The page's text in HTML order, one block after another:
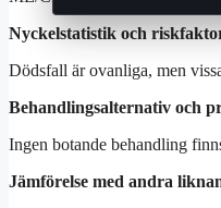
Nyckelstatistik och
Dödsfall är ovanliga, men
Behandlingsalternativ och
Ingen botande behandling
Jämförelse med andra